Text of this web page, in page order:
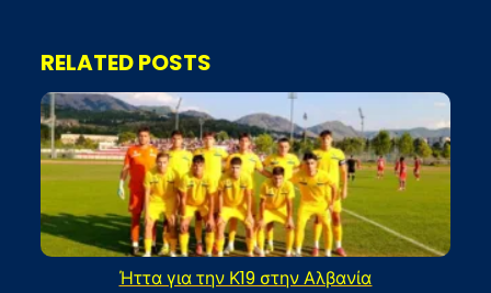
RELATED POSTS
Ήττα για την Κ19 στην Αλβανία